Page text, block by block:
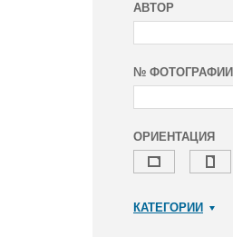
АВТОР
№ ФОТОГРАФИИ
ОРИЕНТАЦИЯ
КАТЕГОРИИ